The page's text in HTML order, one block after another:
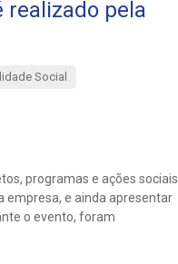
realizado pela
Social
programas e ações sociais
empresa, e ainda apresentar
o evento, foram